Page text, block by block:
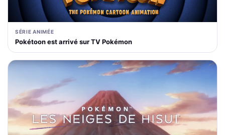
SÉRIE ANIMÉE
Pokétoon est arrivé sur TV Pokémon